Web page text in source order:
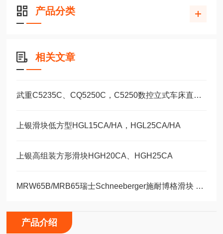
产品分类
相关文章
武重C5235C、CQ5250C，C5250数控立式车床直线运动滑块WEH35CA/WEW35CC
上银滑块低方型HGL15CA/HA，HGL25CA/HA
上银高组装方形滑块HGH20CA、HGH25CA
MRW65B/MRB65瑞士Schneeberger施耐博格滑块 导轨
产品介绍